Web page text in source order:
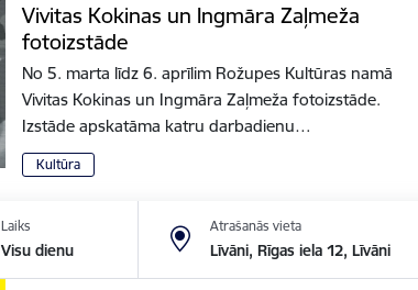
Vivitas Kokinas un Ingmāra Zaļmeža
fotoizstāde
No 5. marta līdz 6. aprīlim Rožupes Kultūras namā
Vivitas Kokinas un Ingmāra Zaļmeža fotoizstāde.
Izstāde apskatāma katru darbadienu…
Kultūra
Laiks
Visu dienu
Atrašanās vieta
Līvāni, Rīgas iela 12, Līvāni